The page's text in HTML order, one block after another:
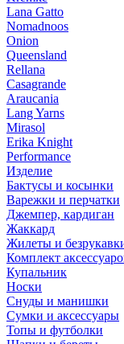
Lana Gatto
Nomadnoos
Onion
Queensland
Rellana
Casagrande
Araucania
Lang Yarns
Mirasol
Erika Knight
Performance
Изделие
Бактусы и косынки
Варежки и перчатки
Джемпер, кардиган
Жаккард
Жилеты и
Комплект
Купальник
Носки
Снуды и манишки
Сумки и аксессуары
Топы и футболки